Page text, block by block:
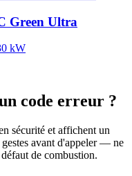
Green Ultra
kW
code erreur ?
sécurité et affichent un
avant d'appeler — ne
de combustion.